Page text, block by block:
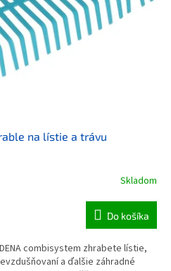
na lístie a trávu
Skladom
Do košíka
combisystem zhrabete lístie,
a ďalšie záhradné